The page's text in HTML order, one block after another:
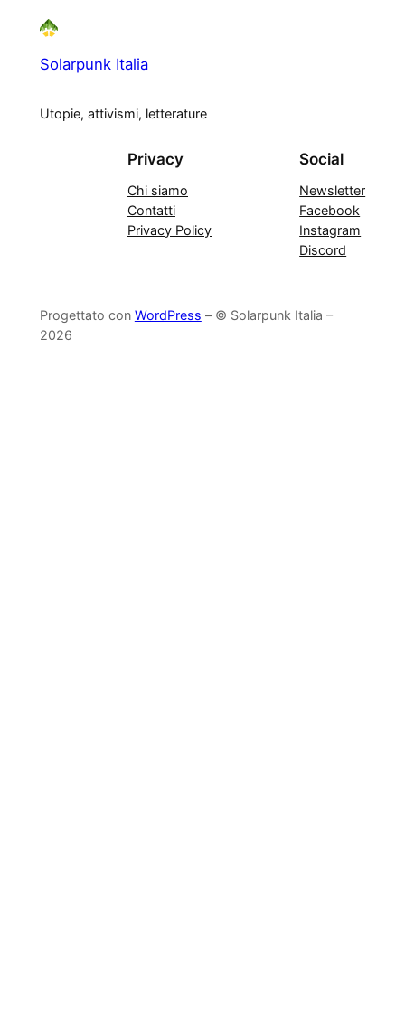
Solarpunk Italia
Utopie, attivismi, letterature
Privacy
Chi siamo
Contatti
Privacy Policy
Social
Newsletter
Facebook
Instagram
Discord
Progettato con WordPress – © Solarpunk Italia –
2026